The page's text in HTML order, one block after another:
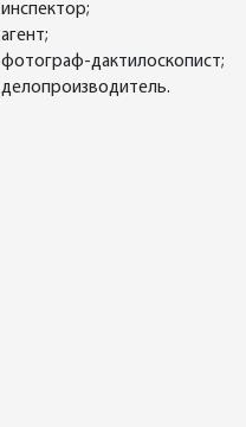
инспектор;
агент;
фотограф-дактилоскопист;
делопроизводитель.